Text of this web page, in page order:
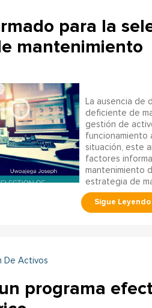
para la
mantenimiento
La ausencia de
deficiente de
gestión de
funcionamiento
situación, este
factores
mantenimiento
estrategia de
De Activos
programa